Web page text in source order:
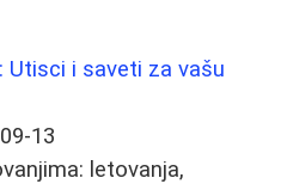
Utisci i saveti za vašu
13
letovanja,